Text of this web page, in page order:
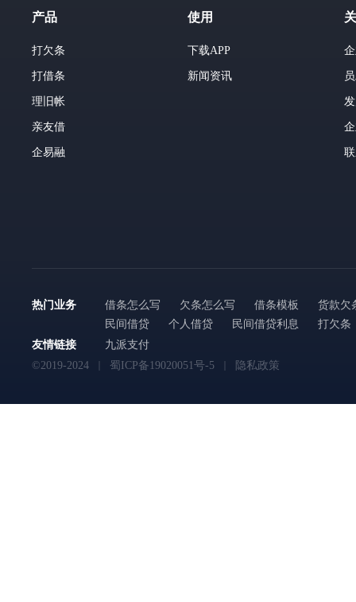
产品
打欠条
打借条
理旧帐
亲友借
企易融
使用
下载APP
新闻资讯
热门业务 借条怎么写 欠条怎么写 借条模板
货款欠
民间借贷
个人借贷 民间借贷利息
打欠条
友情链接
九派支付
©2019-2024
蜀ICP备19020051号-5 隐私政策